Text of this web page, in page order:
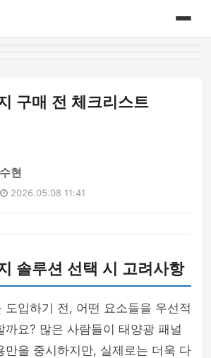
구매 전 체크리스트
현
2026.05.08 11:41
솔루션 선택 시 고려사항
도입하기 전, 어떤 요소들을 우선적
까요? 많은 사람들이 태양광 패널
만을 중시하지만, 실제로는 더욱 다